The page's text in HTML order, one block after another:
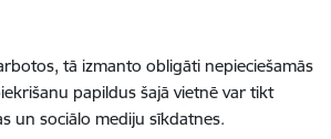
tā izmanto obligāti nepieciešamās
papildus šajā vietnē var tikt
un sociālo mediju sīkdatnes.